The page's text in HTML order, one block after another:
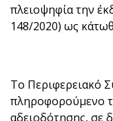
πλειοψηφία την
148/2020) ως
Το Περιφερειακό
πληροφορούμενο
αδειοδότησης, σε